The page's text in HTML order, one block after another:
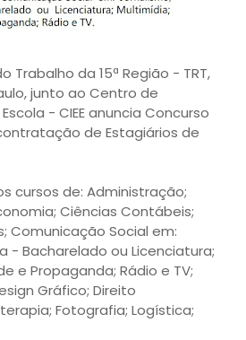
Trabalho da 15ª Região - TRT,
junto ao Centro de
- CIEE anuncia Concurso
de Estagiários de
cursos de: Administração;
Ciências Contábeis;
Comunicação Social em:
- Bacharelado ou Licenciatura;
e Propaganda; Rádio e TV;
Gráfico; Direito
Fotografia; Logística;